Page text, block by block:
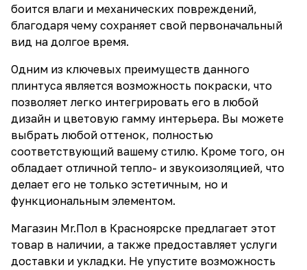
боится влаги и механических повреждений,
благодаря чему сохраняет свой первоначальный
вид на долгое время.
Одним из ключевых преимуществ данного
плинтуса является возможность покраски, что
позволяет легко интегрировать его в любой
дизайн и цветовую гамму интерьера. Вы можете
выбрать любой оттенок, полностью
соответствующий вашему стилю. Кроме того, он
обладает отличной тепло- и звукоизоляцией, что
делает его не только эстетичным, но и
функциональным элементом.
Магазин Mr.Пол в Красноярске предлагает этот
товар в наличии, а также предоставляет услуги
доставки и укладки. Не упустите возможность